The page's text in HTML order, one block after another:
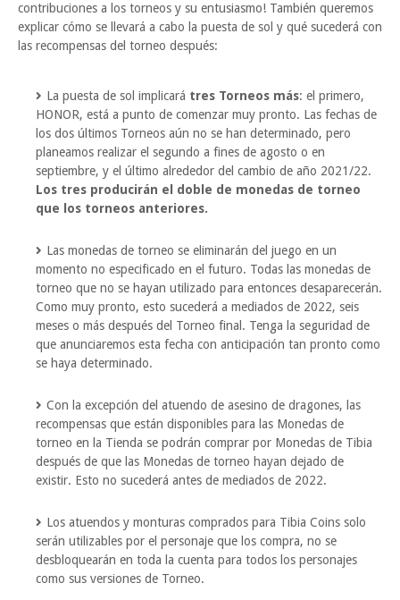
contribuciones a los torneos y su entusiasmo! También queremos
explicar cómo se llevará a cabo la puesta de sol y qué sucederá con
las recompensas del torneo después:
La puesta de sol implicará tres Torneos más: el primero,
HONOR, está a punto de comenzar muy pronto. Las fechas de
los dos últimos Torneos aún no se han determinado, pero
planeamos realizar el segundo a fines de agosto o en
septiembre, y el último alrededor del cambio de año 2021/22.
Los tres producirán el doble de monedas de torneo
que los torneos anteriores.
Las monedas de torneo se eliminarán del juego en un
momento no especificado en el futuro. Todas las monedas de
torneo que no se hayan utilizado para entonces desaparecerán.
Como muy pronto, esto sucederá a mediados de 2022, seis
meses o más después del Torneo final. Tenga la seguridad de
que anunciaremos esta fecha con anticipación tan pronto como
se haya determinado.
Con la excepción del atuendo de asesino de dragones, las
recompensas que están disponibles para las Monedas de
torneo en la Tienda se podrán comprar por Monedas de Tibia
después de que las Monedas de torneo hayan dejado de
existir. Esto no sucederá antes de mediados de 2022.
Los atuendos y monturas comprados para Tibia Coins solo
serán utilizables por el personaje que los compra, no se
desbloquearán en toda la cuenta para todos los personajes
como sus versiones de Torneo.